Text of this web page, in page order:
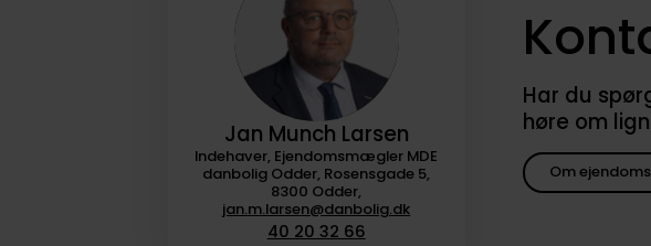
Jan Munch Larsen
Indehaver, Ejendomsmægler MDE
danbolig Odder, Rosensgade 5,
8300 Odder,
jan.m.larsen@danbolig.dk
40 20 32 66
Har du
høre om
Om